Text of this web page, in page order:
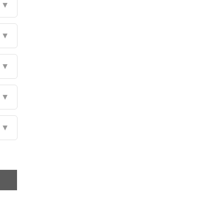
▼
▼
▼
▼
▼